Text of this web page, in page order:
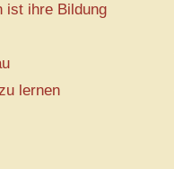
ist ihre Bildung
lernen